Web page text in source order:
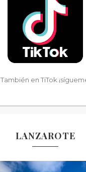
También en TiTok
LANZAROTE